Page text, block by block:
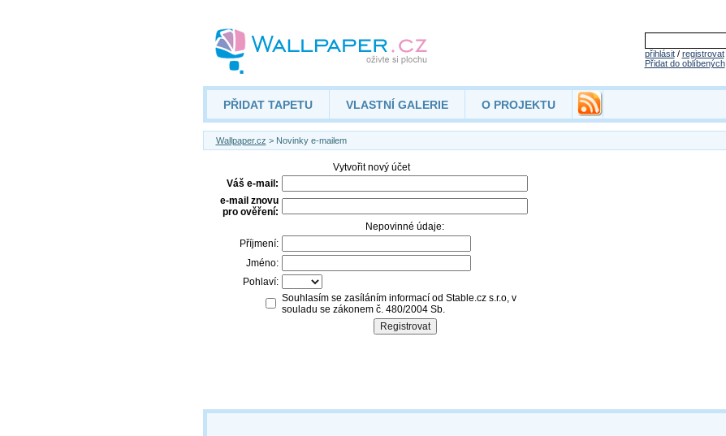
přihlásit/ registrovat
Přidat do oblíbených
PŘIDAT TAPETU VLASTNÍ GALERIE O PROJEKTU
Wallpaper.cz > Novinky e-mailem